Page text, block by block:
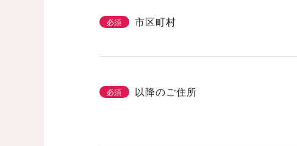
必須 市区町村
必須 以降のご住所